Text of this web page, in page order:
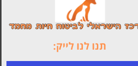
תנו לנו לייק: